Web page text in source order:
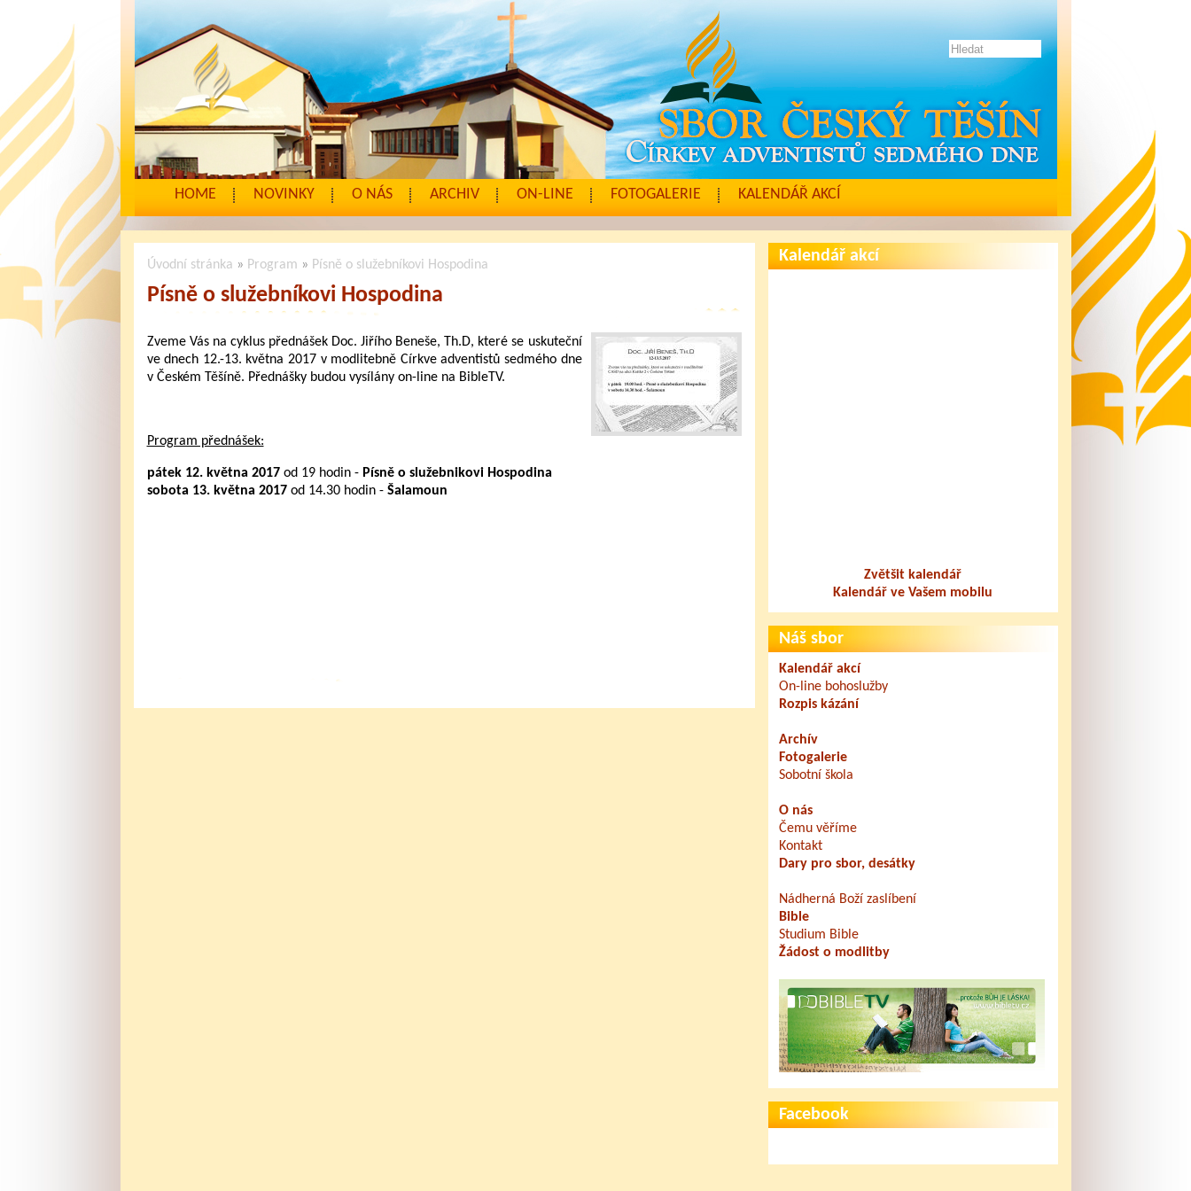
HOME NOVINKY O NÁS ARCHIV ON-LINE FOTOGALERIE KALENDÁŘ AKCÍ
Úvodní stránka » Program » Písně o služebníkovi Hospodina
Písně o služebníkovi Hospodina
Zveme Vás na cyklus přednášek Doc. Jiřího Beneše, Th.D, které se uskuteční
ve dnech 12.-13. května 2017 v modlitebně Církve adventistů sedmého dne
v Českém Těšíně. Přednášky budou vysílány on-line na BibleTV.
Program přednášek:
pátek 12. května 2017od 19 hodin - Písně o služebnikovi Hospodina
sobota 13. května 2017od 14.30 hodin - Šalamoun
Kalendář akcí
Zvětšit kalendář
Kalendář ve Vašem mobilu
Náš sbor
Kalendář akcí
On-line bohoslužby
Rozpis kázání
Archív
Fotogalerie
Sobotní škola
O nás
Čemu věříme
Kontakt
Dary pro sbor, desátky
Nádherná Boží zaslíbení
Bible
Studium Bible
Žádost o modlitby
Facebook